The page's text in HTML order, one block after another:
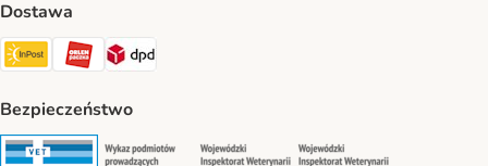
Dostawa
Paczkomat® Shipping Method
ORLEN Paczka Shipping Method
DPD Shipping Method
Bezpieczeństwo
Security Security Security